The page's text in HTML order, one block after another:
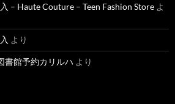
– Haute Couture – Teen Fashion Store よ
より
書館予約カリルハ より